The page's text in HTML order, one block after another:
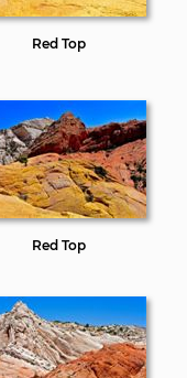
Red Top
Red Top